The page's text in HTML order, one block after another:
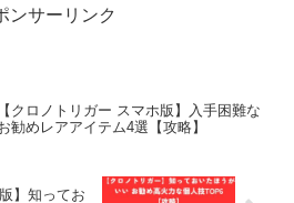
ンサーリンク
【クロノトリガー スマホ版】入手困難な
勧めレアアイテム4選【攻略】
】知ってお